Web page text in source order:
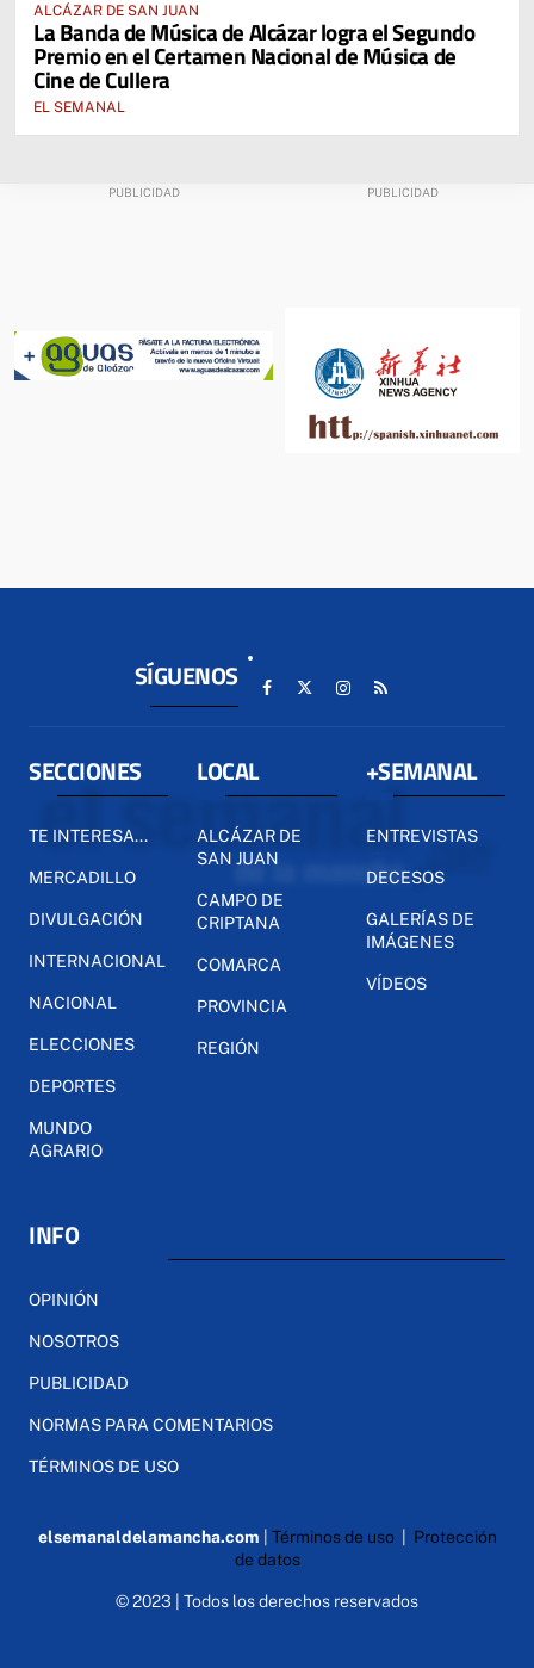
ALCÁZAR DE SAN JUAN
La Banda de Música de Alcázar logra el Segundo
Premio en el Certamen Nacional de Música de
Cine de Cullera
EL SEMANAL
SÍGUENOS
SECCIONES
TE INTERESA...
MERCADILLO
DIVULGACIÓN
INTERNACIONAL
NACIONAL
ELECCIONES
DEPORTES
MUNDO
AGRARIO
LOCAL
ALCÁZAR DE
SAN JUAN
CAMPO DE
CRIPTANA
COMARCA
PROVINCIA
REGIÓN
+SEMANAL
ENTREVISTAS
DECESOS
GALERÍAS DE
IMÁGENES
VÍDEOS
INFO
OPINIÓN
NOSOTROS
PUBLICIDAD
NORMAS PARA COMENTARIOS
TÉRMINOS DE USO
elsemanaldelamancha.com Términos de uso| Protección
de datos
© 2023 | Todos los derechos reservados